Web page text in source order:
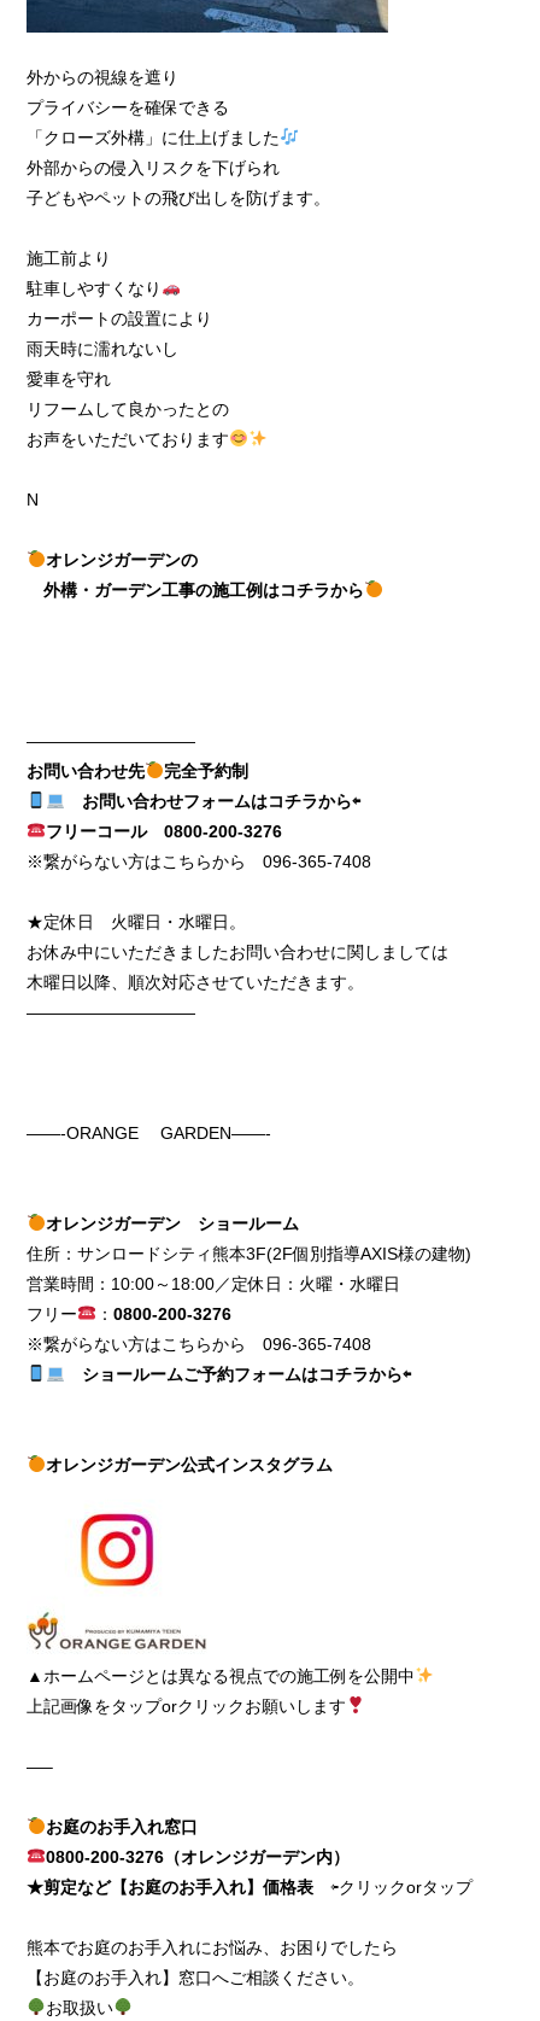
外からの視線を遮り
プライバシーを確保できる
「クローズ外構」に仕上げました
外部からの侵入リスクを下げられ
子どもやペットの飛び出しを防げます。
施工前より
駐車しやすくなり
カーポートの設置により
雨天時に濡れないし
愛車を守れ
リフームして良かったとの
お声をいただいております
N
オレンジガーデンの
外構・ガーデン工事の施工例はコチラから
——————————
お問い合わせ先
完全予約制
お問い合わせフォームはコチラから⇦
フリーコール0800-200-3276
※繋がらない方はこちらから096-365-7408
★定休日 火曜日・水曜日。
お休み中にいただきましたお問い合わせに関しましては
木曜日以降、順次対応させていただきます。
——————————
——-ORANGE GARDEN——-
オレンジガーデン ショールーム
住所：サンロードシティ熊本3F(2F個別指導AXIS様の建物)
営業時間：10:00～18:00／定休日：火曜・水曜日
フリー
：0800-200-3276
※繋がらない方はこちらから096-365-7408
ショールームご予約フォームはコチラから⇦
オレンジガーデン公式インスタグラム
▲ホームページとは異なる視点での施工例を公開中
上記画像をタップorクリックお願いします
—–
お庭のお手入れ窓口
0800-200-3276（オレンジガーデン内）
★剪定など【お庭のお手入れ】価格表 ⇦クリックorタップ
熊本でお庭のお手入れにお悩み、お困りでしたら
【お庭のお手入れ】窓口へご相談ください。
お取扱い